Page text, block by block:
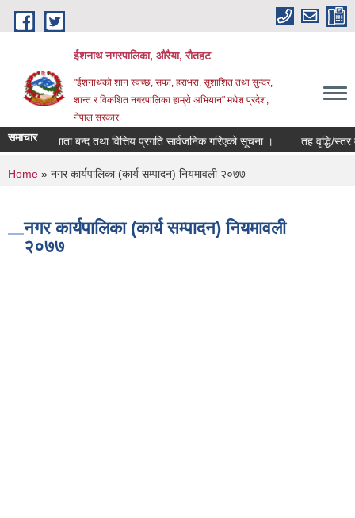
Skip to main content
ईशनाथ नगरपालिका, औरैया, रौतहट
"ईशनाथको शान स्वच्छ, सफा, हराभरा, सुशाशित तथा सुन्दर,
शान्त र विकशित नगरपालिका हाम्रो अभियान" मधेश प्रदेश,
नेपाल सरकार
समाचार
को खाता बन्द तथा वित्तिय प्रगति सार्वजनिक गरिएको सूचना । तह वृद्धि/स्तर
You are here
Home » नगर कार्यपालिका (कार्य सम्पादन) नियमावली २०७७
नगर कार्यपालिका (कार्य सम्पादन) नियमावली
२०७७